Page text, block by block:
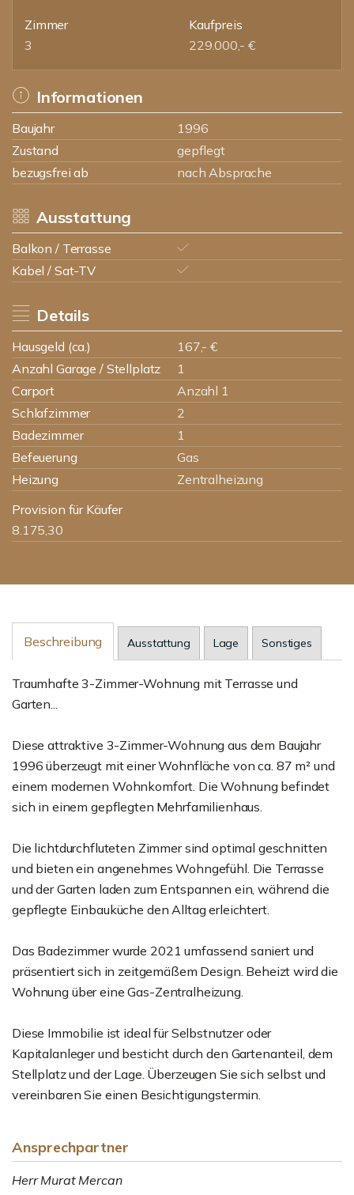
Zimmer
3
Kaufpreis
229.000,- €
Informationen
Baujahr
1996
Zustand
gepflegt
bezugsfrei ab
nach Absprache
Ausstattung
Balkon / Terrasse
Kabel / Sat-TV
Details
Hausgeld (ca.)
167,- €
Anzahl Garage / Stellplatz
1
Carport
Anzahl 1
Schlafzimmer
2
Badezimmer
1
Befeuerung
Gas
Heizung
Zentralheizung
Provision für Käufer
8.175,30
Beschreibung Ausstattung Lage Sonstiges
Traumhafte 3-Zimmer-Wohnung mit Terrasse und
Garten...
Diese attraktive 3-Zimmer-Wohnung aus dem Baujahr
1996 überzeugt mit einer Wohnfläche von ca. 87 m² und
einem modernen Wohnkomfort. Die Wohnung befindet
sich in einem gepflegten Mehrfamilienhaus.
Die lichtdurchfluteten Zimmer sind optimal geschnitten
und bieten ein angenehmes Wohngefühl. Die Terrasse
und der Garten laden zum Entspannen ein, während die
gepflegte Einbauküche den Alltag erleichtert.
Das Badezimmer wurde 2021 umfassend saniert und
präsentiert sich in zeitgemäßem Design. Beheizt wird die
Wohnung über eine Gas-Zentralheizung.
Diese Immobilie ist ideal für Selbstnutzer oder
Kapitalanleger und besticht durch den Gartenanteil, dem
Stellplatz und der Lage. Überzeugen Sie sich selbst und
vereinbaren Sie einen Besichtigungstermin.
Ansprechpartner
Herr Murat Mercan